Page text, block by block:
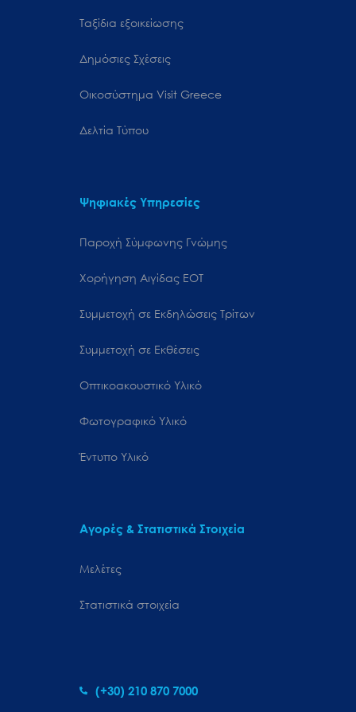
Ταξίδια εξοικείωσης
Δημόσιες Σχέσεις
Oικοσύστημα Visit Greece
Δελτία Τύπου
Ψηφιακές Υπηρεσίες
Παροχή Σύμφωνης Γνώμης
Χορήγηση Αιγίδας ΕΟΤ
Συμμετοχή σε Εκδηλώσεις Τρίτων
Συμμετοχή σε Εκθέσεις
Οπτικοακουστικό Υλικό
Φωτογραφικό Υλικό
Έντυπο Υλικό
Αγορές & Στατιστικά Στοιχεία
Μελέτες
Στατιστικά στοιχεία
(+30) 210 870 7000